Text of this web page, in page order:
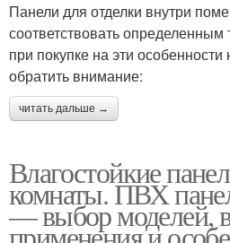
Панели для отделки внутри
соответствовать
при покупке на эти
обратить внимание:
читать дальше →
Влагостойкие
комнаты. ПВХ
— выбор моделей,